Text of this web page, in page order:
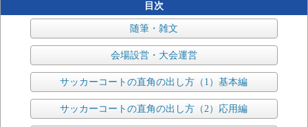
目次
随筆・雑文
会場設営・大会運営
サッカーコートの直角の出し方（1）基本編
サッカーコートの直角の出し方（2）応用編